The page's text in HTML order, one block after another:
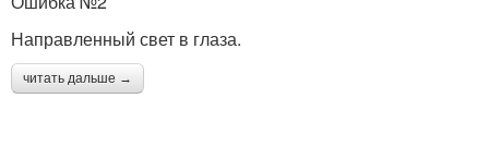
Направленный свет в глаза.
читать дальше →